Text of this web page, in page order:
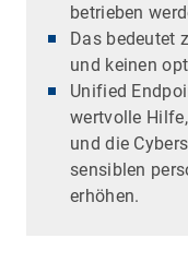
betrieben
Das bedeutet
und keinen
Unified
wertvolle
und die
sensiblen
erhöhen.